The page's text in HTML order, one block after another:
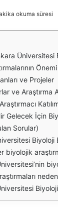
okuma süresi
Üniversitesi
Önemi
ve Projeler
ve Araştırma
Gelecek İçin
Sorular)
Biyoloji Bölümü’nde hangi
biyolojik
biyoloji araştırmaları
Biyoloji